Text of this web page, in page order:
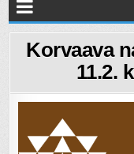
Korvaava
11.2.